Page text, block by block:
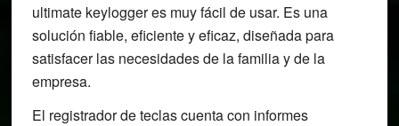
ultimate keylogger es muy fácil de usar. Es una
solución fiable, eficiente y eficaz, diseñada para
satisfacer las necesidades de la familia y de la
empresa.
El registrador de teclas cuenta con informes